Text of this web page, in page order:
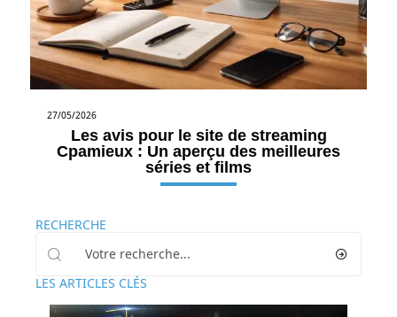
27/05/2026
Les avis pour le site de streaming
Cpamieux : Un aperçu des meilleures
séries et films
RECHERCHE
LES ARTICLES CLÉS